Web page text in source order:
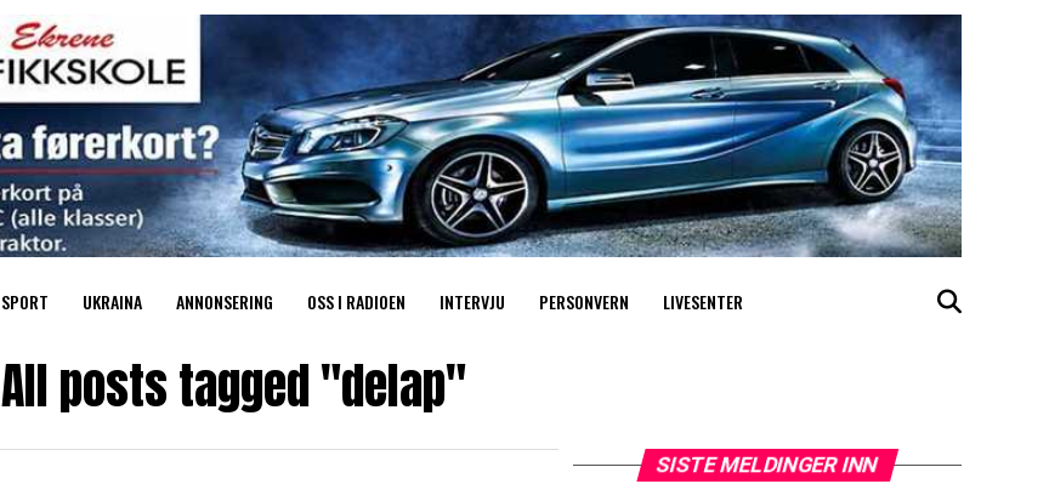
SPORT UKRAINA ANNONSERING OSS I RADIOEN INTERVJU PERSONVERN LIVESENTER
All posts tagged "delap"
SISTE MELDINGER INN